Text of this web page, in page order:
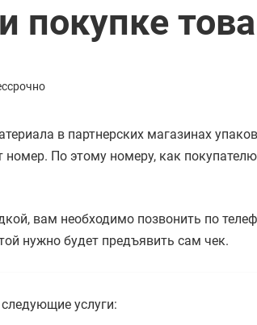
покупке
в партнерских магазинах
По этому номеру, как
вам необходимо позвонить по
нужно будет предъявить сам чек.
услуги: